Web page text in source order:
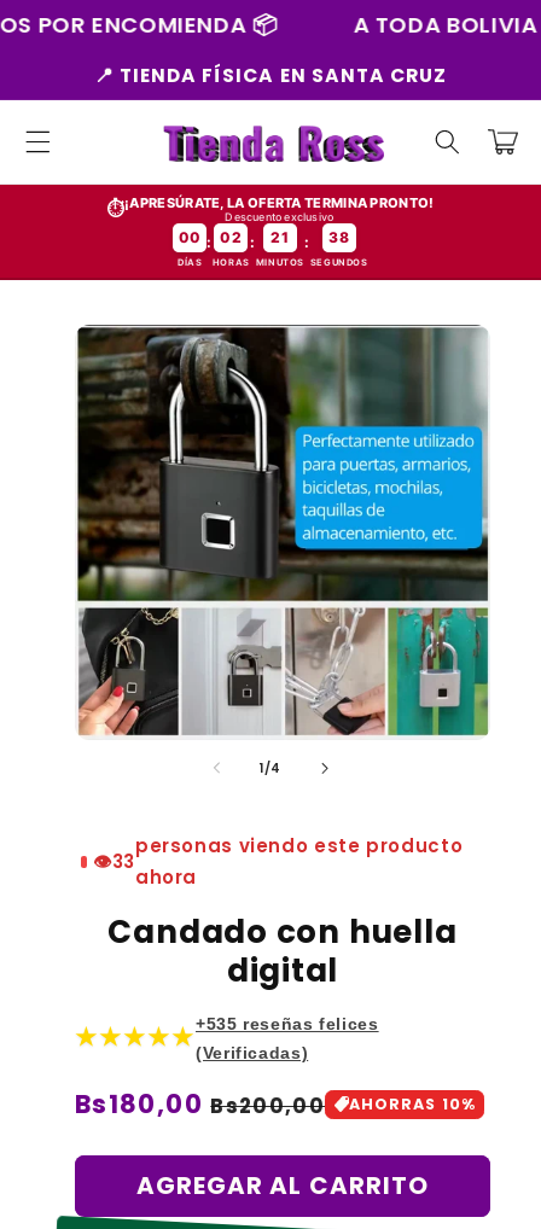
📦 A TODA BOLIVIA 🇧🇴
📍 TIENDA FÍSICA EN SANTA CRUZ
Carrito
⏱️¡APRESÚRATE, LA OFERTA TERMINA PRONTO!
Descuento exclusivo
00
DÍAS
: 02
HORAS
: 21
MINUTOS
: 37
SEGUNDOS
directamente
información
del producto
1/de
4
👁️33
personas viendo este producto
ahora
Candado con huella
digital
★★★★★
+535 reseñas felices
(Verificadas)
Precio
oferta
Bs180,00 Precio
Bs200,00 AHORRAS 10%
AGREGAR AL CARRITO